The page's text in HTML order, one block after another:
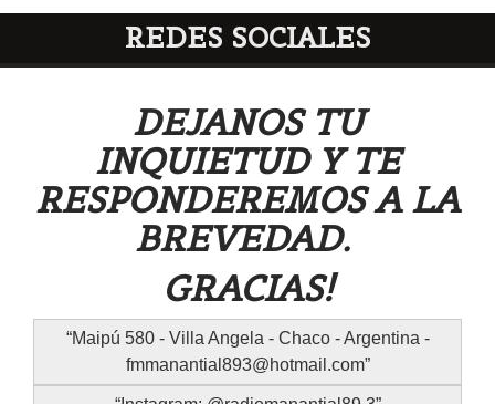
REDES SOCIALES
DEJANOS TU
INQUIETUD Y TE
RESPONDEREMOS A LA
BREVEDAD.
GRACIAS!
Maipú 580 - Villa Angela - Chaco - Argentina -
fmmanantial893@hotmail.com